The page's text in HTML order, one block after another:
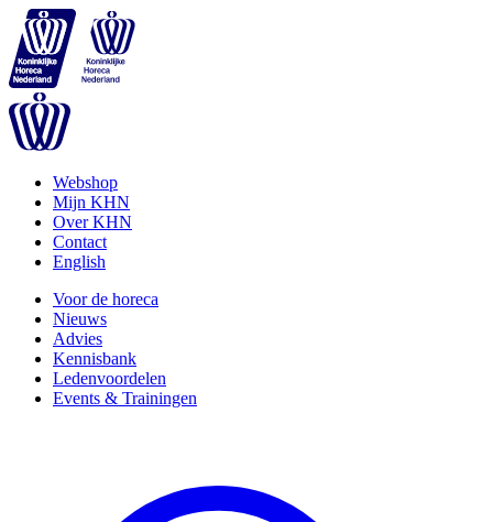
Webshop
Mijn KHN
Over KHN
Contact
English
Voor de horeca
Nieuws
Advies
Kennisbank
Ledenvoordelen
Events & Trainingen